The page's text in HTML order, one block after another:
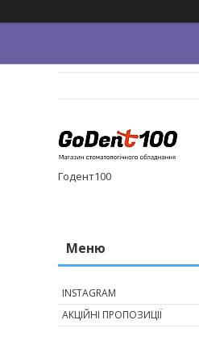
Годент100
INSTAGRAM
АКЦІЙНІ ПРОПОЗИЦІЇ